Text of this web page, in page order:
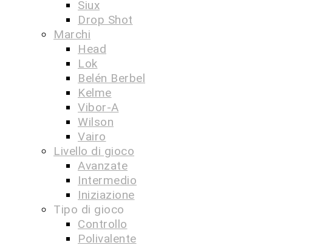
Siux
Drop Shot
Marchi
Head
Lok
Belén Berbel
Kelme
Vibor-A
Wilson
Vairo
Livello di gioco
Avanzate
Intermedio
Iniziazione
Tipo di gioco
Controllo
Polivalente